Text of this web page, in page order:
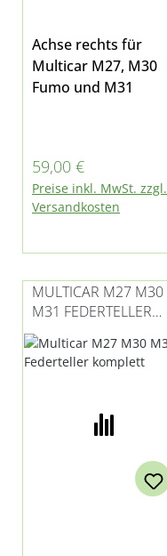
Achse rechts für
Multicar M27, M30
Fumo und M31
Regulärer Preis:
59,00 €
Preise inkl. MwSt. zzgl.
Versandkosten
MULTICAR M27 M30
M31 FEDERTELLER
UNTEN KOMPLETT